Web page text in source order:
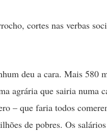
cortes nas verbas
deu a cara. Mais 580
agrária que sairia numa
– que faria todos
de pobres. Os